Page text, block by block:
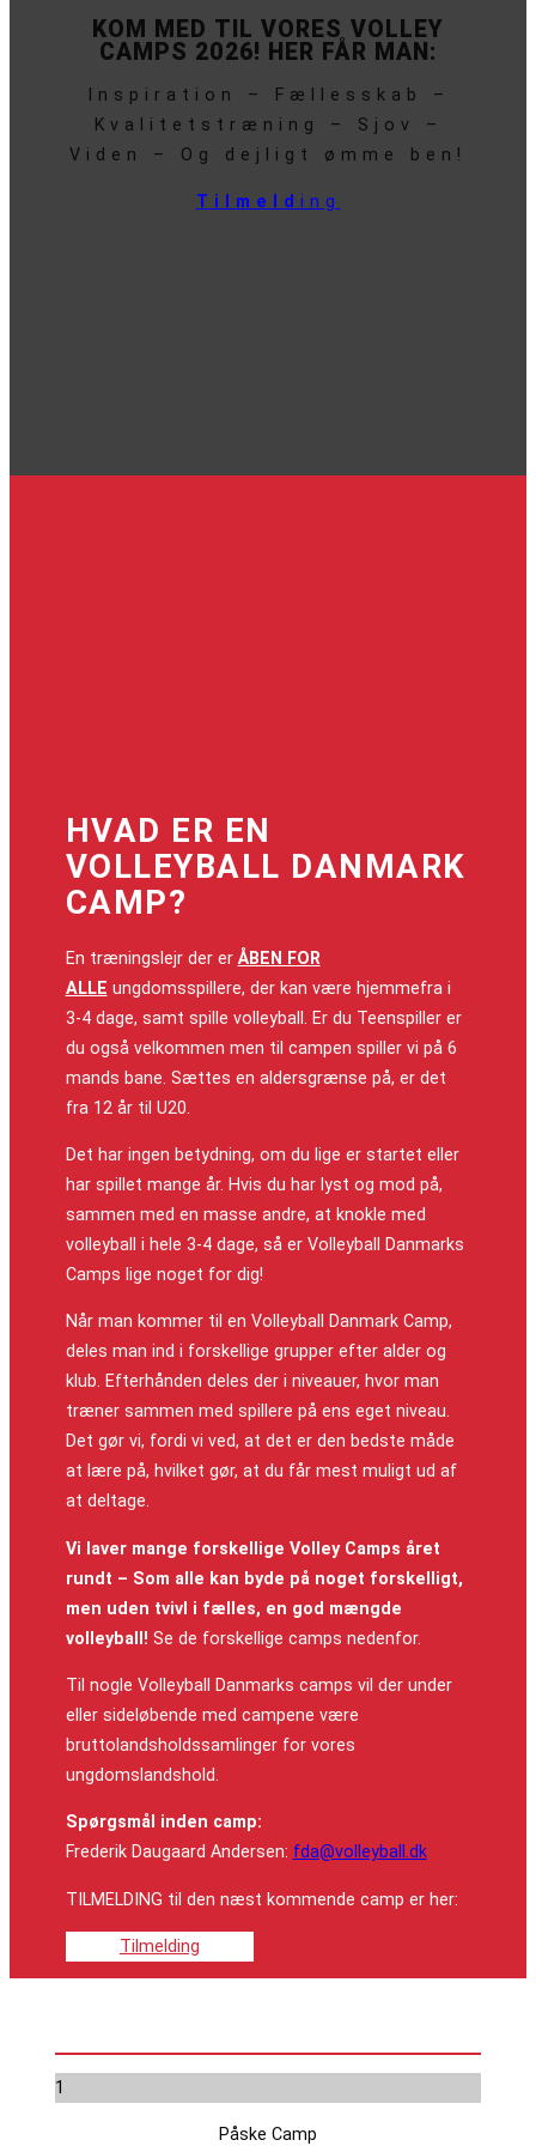
KOM MED TIL VORES VOLLEY
CAMPS 2026! HER FÅR MAN:
Inspiration – Fællesskab –
Kvalitetstræning – Sjov –
Viden – Og dejligt ømme ben!
Tilmeld ing
HVAD ER EN
VOLLEYBALL DANMARK
CAMP?
En træningslejr der er ÅBEN FOR
ALLE ungdomsspillere, der kan være hjemmefra i
3-4 dage, samt spille volleyball. Er du Teenspiller er
du også velkommen men til campen spiller vi på 6
mands bane. Sættes en aldersgrænse på, er det
fra 12 år til U20.
Det har ingen betydning, om du lige er startet eller
har spillet mange år. Hvis du har lyst og mod på,
sammen med en masse andre, at knokle med
volleyball i hele 3-4 dage, så er Volleyball Danmarks
Camps lige noget for dig!
Når man kommer til en Volleyball Danmark Camp,
deles man ind i forskellige grupper efter alder og
klub. Efterhånden deles der i niveauer, hvor man
træner sammen med spillere på ens eget niveau.
Det gør vi, fordi vi ved, at det er den bedste måde
at lære på, hvilket gør, at du får mest muligt ud af
at deltage.
Vi laver mange forskellige Volley Camps året
rundt – Som alle kan byde på noget forskelligt,
men uden tvivl i fælles, en god mængde
volleyball! Se de forskellige camps nedenfor.
Til nogle Volleyball Danmarks camps vil der under
eller sideløbende med campene være
bruttolandsholdssamlinger for vores
ungdomslandshold.
Spørgsmål inden camp:
Frederik Daugaard Andersen: fda@volleyball.dk
TILMELDING til den næst kommende camp er her:
Tilmelding
1
Påske Camp